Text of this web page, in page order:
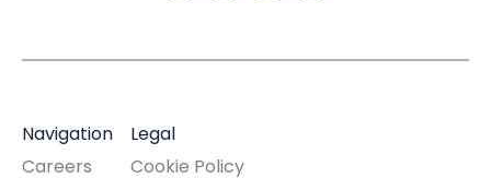
Navigation
Careers
Legal
Cookie Policy